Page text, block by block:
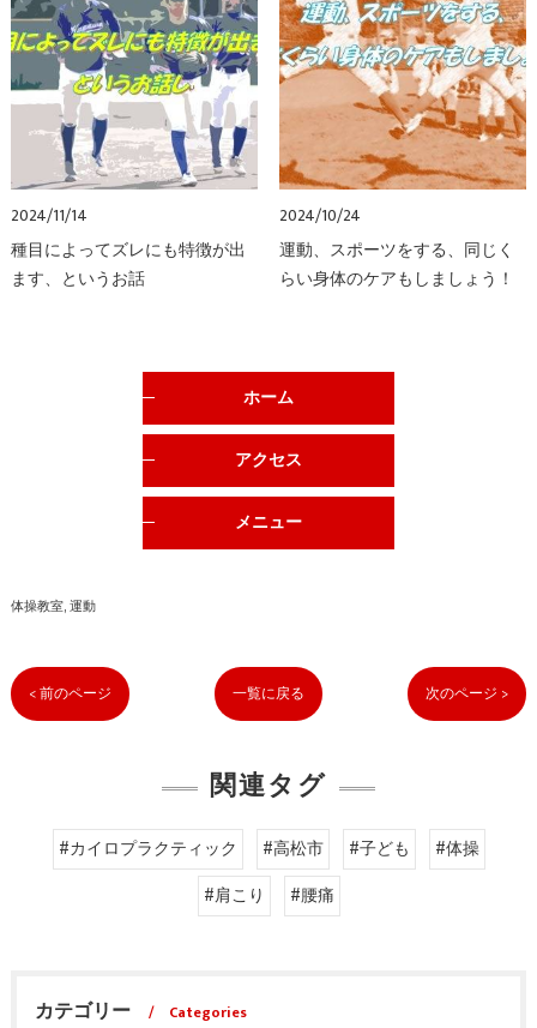
2024/11/14
種目によってズレにも特徴が出
ます、というお話
2024/10/24
運動、スポーツをする、同じく
らい身体のケアもしましょう！
ホーム
アクセス
メニュー
体操教室 運動
< 前のページ 一覧に戻る 次のページ >
関連タグ
#カイロプラクティック #高松市 #子ども
#体操
#肩こり
#腰痛
カテゴリー
Categories